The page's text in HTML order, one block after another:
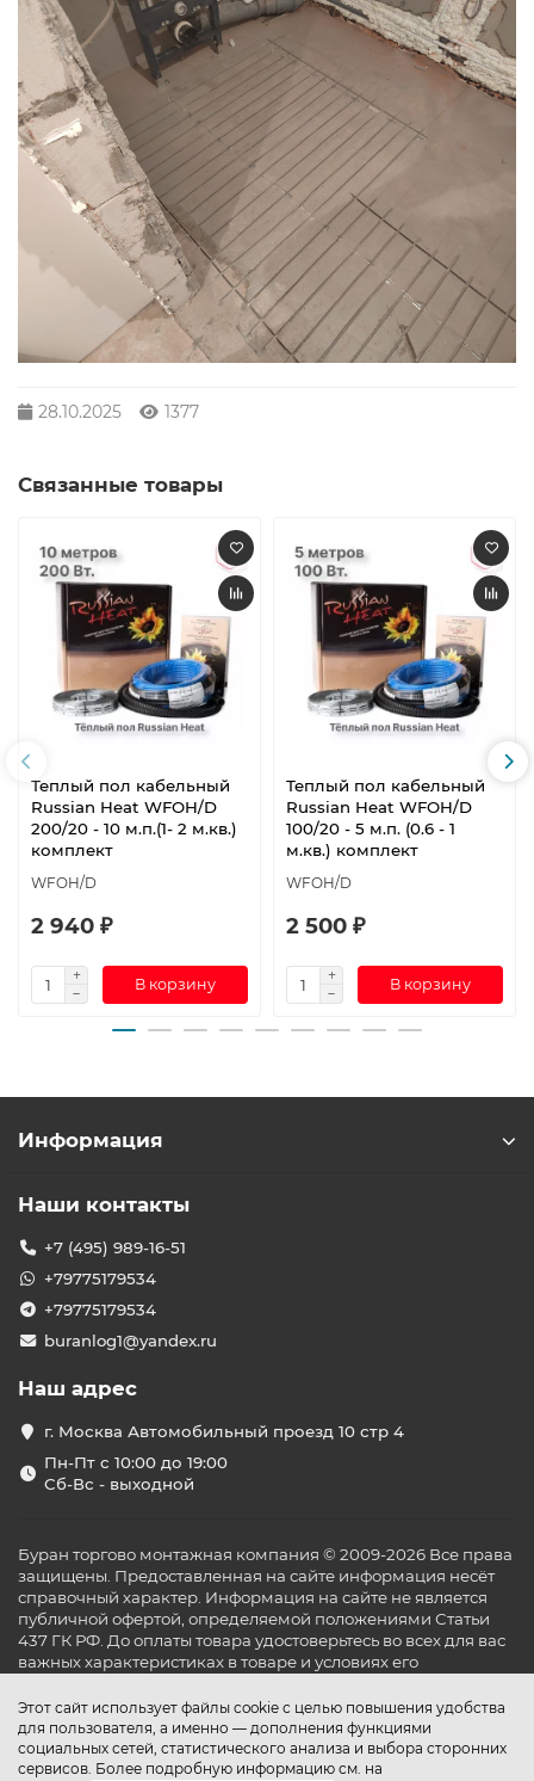
28.10.2025 1377
Связанные товары
Теплый пол кабельный
Russian Heat WFOH/D
200/20 - 10 м.п.(1- 2 м.кв.)
комплект
WFOH/D
2 940 ₽
В корзину
Теплый пол кабельный
Russian Heat WFOH/D
100/20 - 5 м.п. (0.6 - 1
м.кв.) комплект
WFOH/D
2 500 ₽
В корзину
Этот сайт использует файлы cookie с целью повышения удобства
для пользователя, а именно — дополнения функциями
социальных сетей, статистического анализа и выбора сторонних
сервисов. Более подробную информацию см. на
Информация
Наши контакты
+7 (495) 989-16-51
+79775179534
+79775179534
buranlog1@yandex.ru
Наш адрес
г. Москва Автомобильный проезд 10 стр 4
Пн-Пт с 10:00 до 19:00
Сб-Вс - выходной
Буран торгово монтажная компания © 2009-2026 Все права
защищены. Предоставленная на сайте информация несёт
справочный характер. Информация на сайте не является
публичной офертой, определяемой положениями Статьи
437 ГК РФ. До оплаты товара удостоверьтесь во всех для вас
важных характеристиках в товаре и условиях его